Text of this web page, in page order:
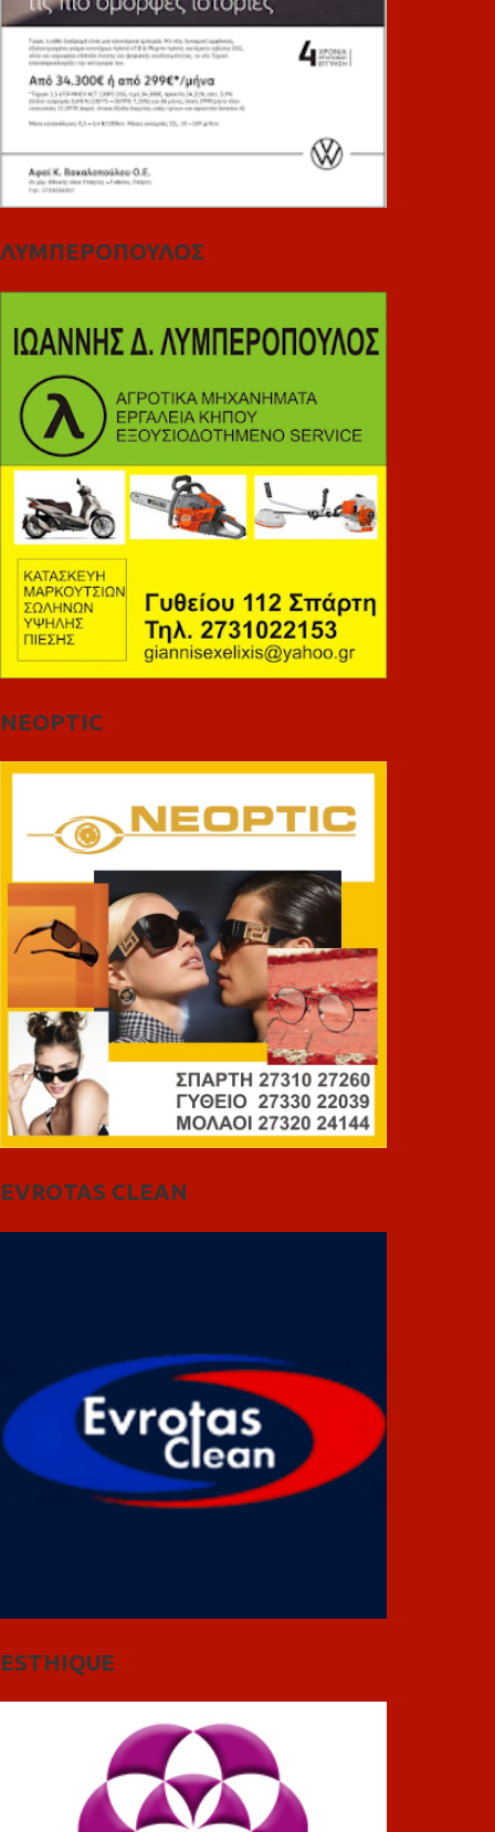
ΛΥΜΠΕΡΟΠΟΥΛΟΣ
NEOPTIC
EVROTAS CLEAN
ESTHIQUE